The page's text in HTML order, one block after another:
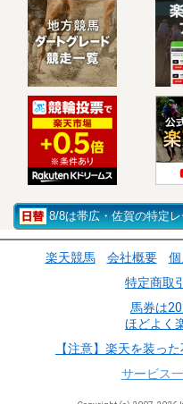
8/8は帯広・佐賀の特定
楽天競馬 会社概要
特定商取
馬券は
ほどよく
【注意】楽天を装っ
サービス